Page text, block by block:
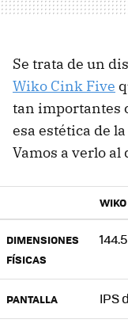
Se trata de un
Wiko Cink Five
tan importantes
esa estética de
Vamos a verlo al
DIMENSIONES
FÍSICAS
PANTALLA IPS